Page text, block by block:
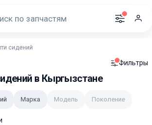
сидений
Фильтры
в Кыргызстане
Марка Модель Поколение